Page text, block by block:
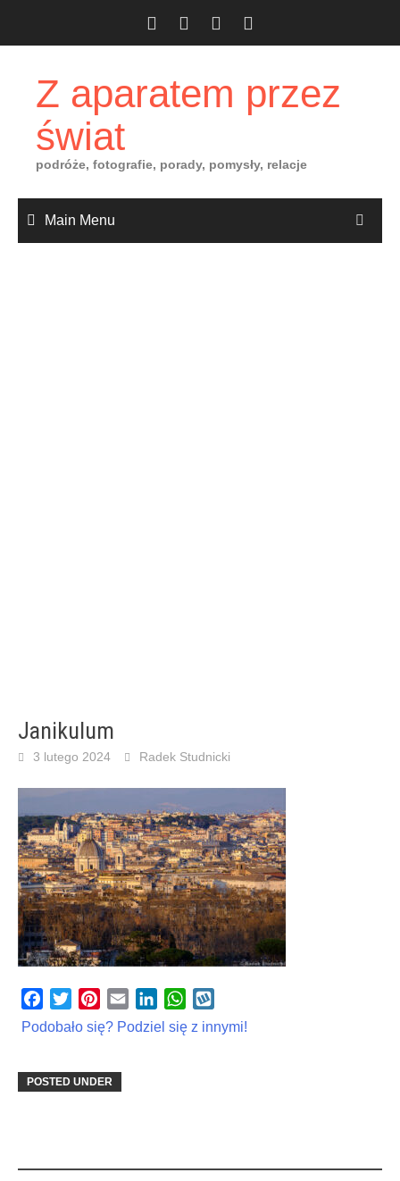
Z aparatem przez
świat
podróże, fotografie, porady, pomysły, relacje
Main Menu
Janikulum
3 lutego 2024 Radek Studnicki
Facebook
TwitterPinterest
Email LinkedInWhatsApp
Podobało się? Podziel się z innymi!
POSTED UNDER